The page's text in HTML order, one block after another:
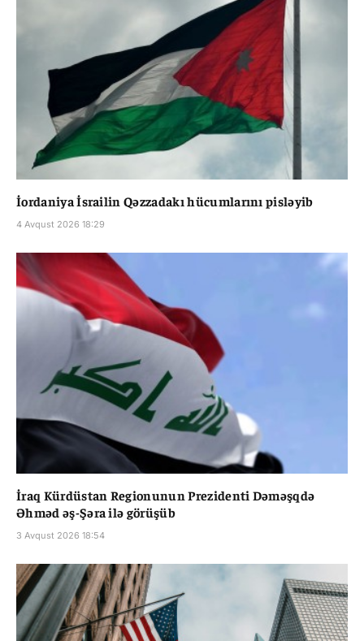
İordaniya İsrailin Qəzzadakı hücumlarını pisləyib
4 Avqust 2026 18:29
İraq Kürdüstan Regionunun Prezidenti Dəməşqdə
Əhməd əş-Şəra ilə görüşüb
3 Avqust 2026 18:54